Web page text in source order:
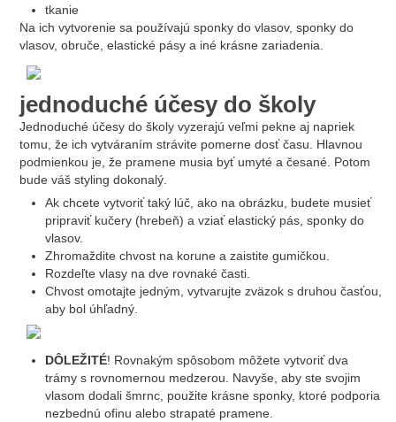
tkanie
Na ich vytvorenie sa používajú sponky do vlasov, sponky do
vlasov, obruče, elastické pásy a iné krásne zariadenia.
jednoduché účesy do školy
Jednoduché účesy do školy vyzerajú veľmi pekne aj napriek
tomu, že ich vytváraním strávite pomerne dosť času. Hlavnou
podmienkou je, že pramene musia byť umyté a česané. Potom
bude váš styling dokonalý.
Ak chcete vytvoriť taký lúč, ako na obrázku, budete musieť
pripraviť kučery (hrebeň) a vziať elastický pás, sponky do
vlasov.
Zhromaždite chvost na korune a zaistite gumičkou.
Rozdeľte vlasy na dve rovnaké časti.
Chvost omotajte jedným, vytvarujte zväzok s druhou časťou,
aby bol úhľadný.
DÔLEŽITÉ! Rovnakým spôsobom môžete vytvoriť dva
trámy s rovnomernou medzerou. Navyše, aby ste svojim
vlasom dodali šmrnc, použite krásne sponky, ktoré podporia
nezbednú ofinu alebo strapaté pramene.